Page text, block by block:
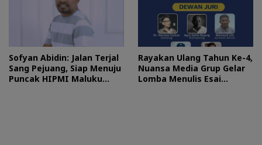
Sofyan Abidin: Jalan Terjal
Sang Pejuang, Siap Menuju
Puncak HIPMI Maluku
Rayakan Ulang Tahun Ke-4,
Nuansa Media Grup Gelar
Lomba Menulis Esai